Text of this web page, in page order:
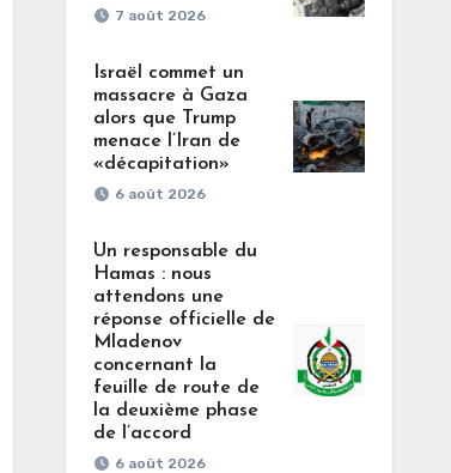
7 août 2026
Israël commet un
massacre à Gaza
alors que Trump
menace l’Iran de
«décapitation»
6 août 2026
Un responsable du
Hamas : nous
attendons une
réponse officielle de
Mladenov
concernant la
feuille de route de
la deuxième phase
de l’accord
6 août 2026